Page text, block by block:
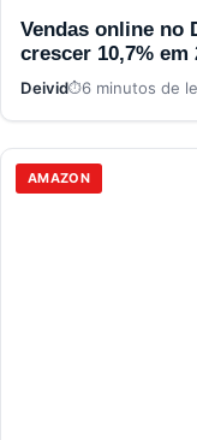
Vendas online no
crescer 10,7% em
Deivid 6 minutos de
AMAZON